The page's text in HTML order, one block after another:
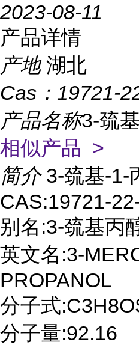
2023-08-11
产品详情
产地 湖北
Cas： 19721-
产品名称3-巯
相似产品 >
简介 3-巯基-1-
CAS:19721-
别名:3-巯基丙
英文名:3-
PROPANOL
分子式
分子量:92.16